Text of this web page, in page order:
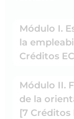
Módulo I.
la
Créditos
Módulo II.
de la
[7 Créditos